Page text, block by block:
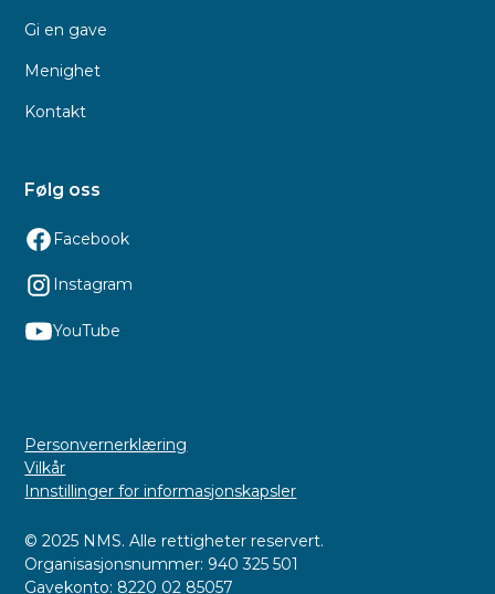
Gi en gave
Menighet
Kontakt
Følg oss
Facebook
Instagram
YouTube
© 2025 NMS. Alle rettigheter reservert.
Organisasjonsnummer: 940 325 501
Gavekonto: 8220 02 85057
Personvernerklæring
Vilkår
Innstillinger for informasjonskapsler